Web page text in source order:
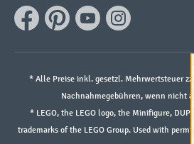
* Alle Preise inkl. gesetzl. Mehrwertsteuer
Nachnahmegebühren, wenn nicht
* LEGO, the LEGO logo, the Minifigure,
trademarks of the LEGO Group. Used with